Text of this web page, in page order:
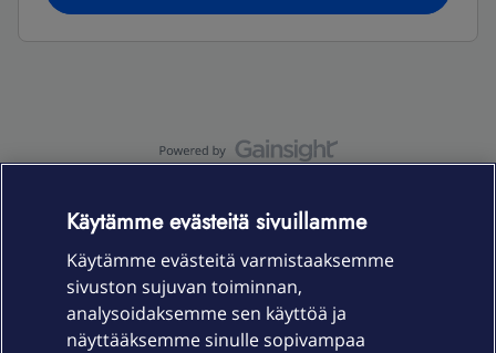
Laitteet & liittymät
Käytämme evästeitä sivuillamme
Käytämme evästeitä varmistaaksemme
sivuston sujuvan toiminnan,
analysoidaksemme sen käyttöä ja
näyttääksemme sinulle sopivampaa